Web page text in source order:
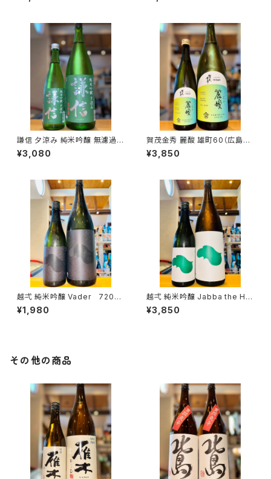
謙信 夕涼み 純米吟醸 無濾過生
1800ml１本（池田屋酒造・新潟
県糸魚川市新鉄）
¥3,080
賀茂金秀 麗酸 雄町60（広島限
定）1800ml１本（金光酒造・広
島県東広島市黒瀬町）
¥3,850
越弌 純米吟醸 Vader 720ml
１本（株式会社越後鶴亀・新潟県
新潟市西蒲区竹野町）
¥1,980
越弌 純米吟醸 Jabba the H
1800ml１本（株式会社越後鶴
亀・新潟県新潟市西蒲区竹野
¥3,850
その他の商品